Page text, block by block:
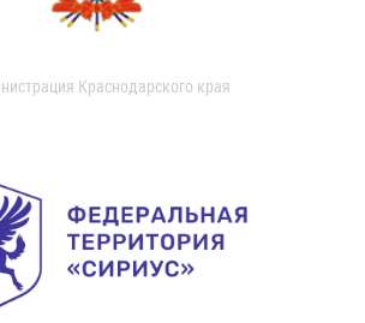
Краснодарского края